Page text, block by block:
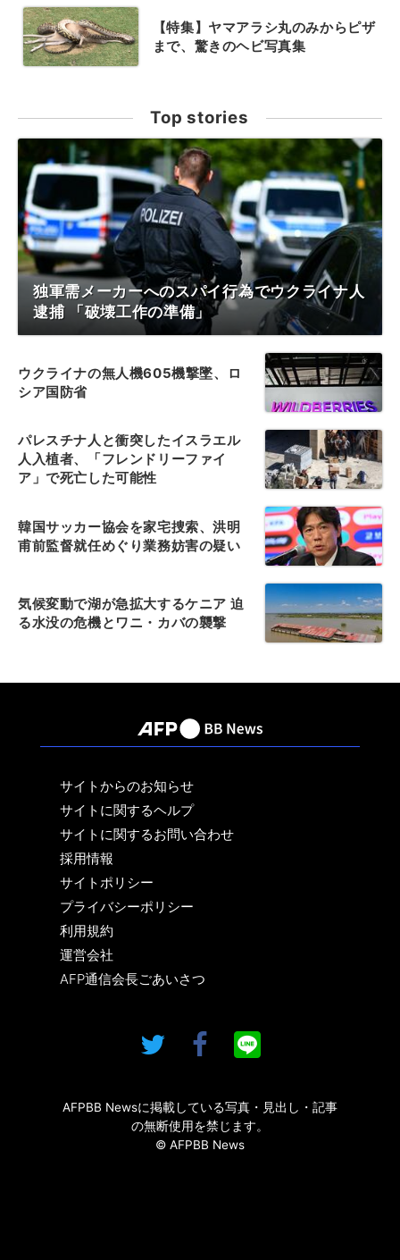
【特集】ヤマアラシ丸のみからピザ
まで、驚きのヘビ写真集
Top stories
独軍需メーカーへのスパイ行為でウクライナ人
逮捕 「破壊工作の準備」
ウクライナの無人機605機撃墜、ロ
シア国防省
パレスチナ人と衝突したイスラエル
人入植者、「フレンドリーファイ
ア」で死亡した可能性
韓国サッカー協会を家宅捜索、洪明
甫前監督就任めぐり業務妨害の疑い
気候変動で湖が急拡大するケニア 迫
る水没の危機とワニ・カバの襲撃
サイトからのお知らせ
サイトに関するヘルプ
サイトに関するお問い合わせ
採用情報
サイトポリシー
プライバシーポリシー
利用規約
運営会社
AFP通信会長ごあいさつ
AFPBB Newsに掲載している写真・見出し・記事
の無断使用を禁じます。
© AFPBB News